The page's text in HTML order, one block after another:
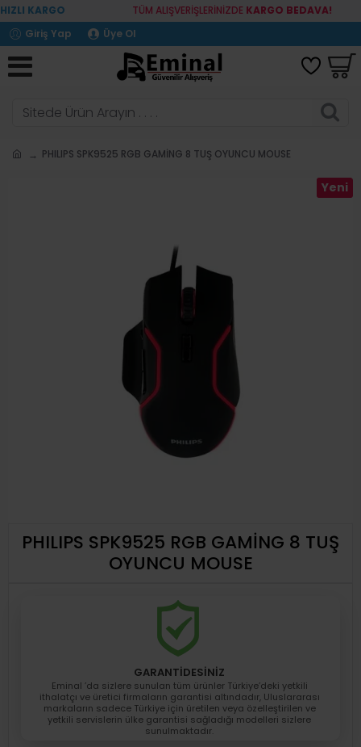
KARGO TÜM ALIŞVERİŞLERİNİZDEKARGO BEDAVA!
Giriş Yap
Üye Ol
PHILIPS SPK9525 RGB GAMİNG 8 TUŞ OYUNCU MOUSE
Yeni
PHILIPS SPK9525 RGB GAMİNG 8 TUŞ
OYUNCU MOUSE
GARANTİDESİNİZ
Eminal ’da sizlere sunulan tüm ürünler Türkiye’deki yetkili
ithalatçı ve üretici firmaların garantisi altındadır, Uluslararası
markaların sadece Türkiye için üretilen veya özelleştirilen ve
yetkili servislerin ülke garantisi sağladığı modelleri sizlere
sunulmaktadır.